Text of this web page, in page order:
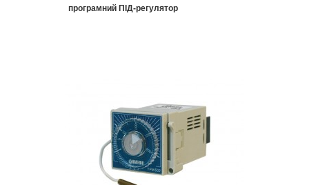
програмний ПІД-регулятор